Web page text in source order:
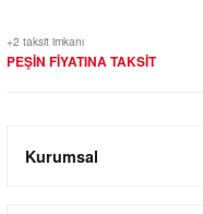
+2 taksit imkanı
PEŞİN FİYATINA TAKSİT
Kurumsal